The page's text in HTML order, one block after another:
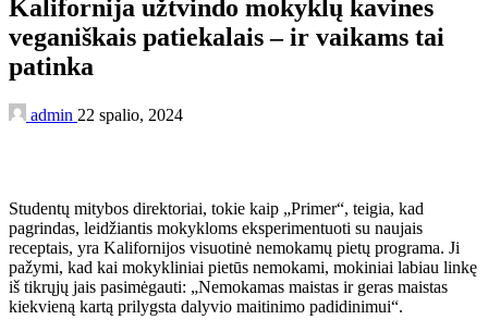
Kalifornija užtvindo mokyklų kavines
veganiškais patiekalais – ir vaikams tai
patinka
admin 22 spalio, 2024
Studentų mitybos direktoriai, tokie kaip „Primer“, teigia, kad
pagrindas, leidžiantis mokykloms eksperimentuoti su naujais
receptais, yra Kalifornijos visuotinė nemokamų pietų programa. Ji
pažymi, kad kai mokykliniai pietūs nemokami, mokiniai labiau linkę
iš tikrųjų jais pasimėgauti: „Nemokamas maistas ir geras maistas
kiekvieną kartą prilygsta dalyvio maitinimo padidinimui“.